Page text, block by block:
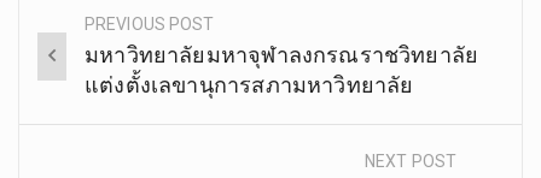
golden goose uomo
Post
navigation
PREVIOUS POST
มหาวิทยาลัยมหาจุฬาลงกรณราชวิทยาลัย
แต่งตั้งเลขานุการสภามหาวิทยาลัย
NEXT POST